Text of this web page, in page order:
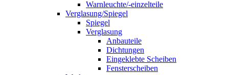
Warnleuchte/-einzelteile
Verglasung/Spiegel
Spiegel
Verglasung
Anbauteile
Dichtungen
Eingeklebte Scheiben
Fensterscheiben